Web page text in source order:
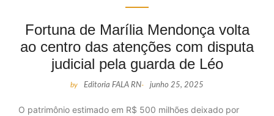
Fortuna de Marília Mendonça volta
ao centro das atenções com disputa
judicial pela guarda de Léo
by Editoria FALA RN- junho 25, 2025
O patrimônio estimado em R$ 500 milhões deixado por